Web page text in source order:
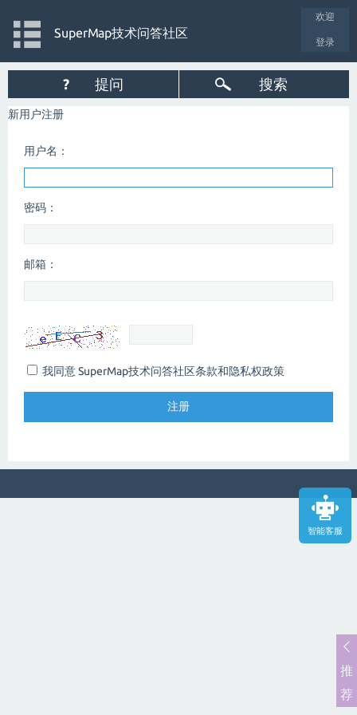
智能客服
欢迎
登录
SuperMap技术问答社区
? 提问 搜索
新用户注册
用户名：
密码：
邮箱：
我同意 SuperMap技术问答社区条款和隐私权政策